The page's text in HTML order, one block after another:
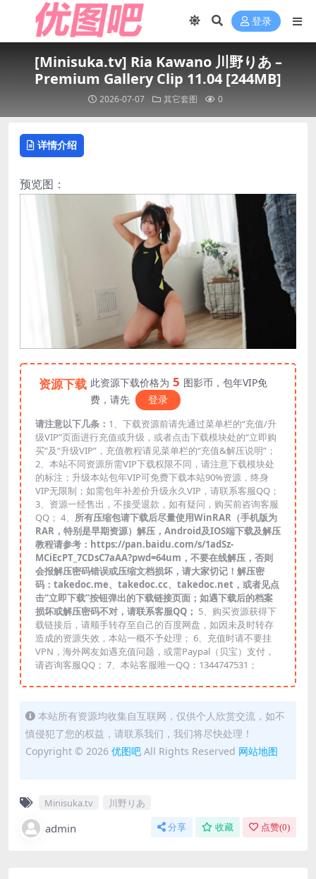
登录
[Minisuka.tv] Ria Kawano 川野りあ –
Premium Gallery Clip 11.04 [244MB]
2026-07-07 其它套图 0
详情介绍
预览图：
资源下载 此资源下载价格为 5 图影币，包年VIP免
费，请先
登录
请注意以下几条： 1、下载资源前请先通过菜单栏的“充值/升
级VIP”页面进行充值或升级，或者点击下载模块处的“立即购
买”及“升级VIP”，充值教程请见菜单栏的“充值&解压说明”；
2、本站不同资源所需VIP下载权限不同，请注意下载模块处
的标注；升级本站包年VIP可免费下载本站90%资源，终身
VIP无限制；如需包年补差价升级永久VIP，请联系客服QQ；
3、资源一经售出，不接受退款，如有疑问，购买前咨询客服
QQ； 4、 所有压缩包请下载后尽量使用WinRAR（手机版为
RAR，特别是早期资源）解压，Android及IOS端下载及解压
教程请参考：https://pan.baidu.com/s/1adSz-
MCiEcPT_7CDsC7aAA?pwd=64um，不要在线解压，否则
会报解压密码错误或压缩文档损坏，请大家切记！解压密
码：takedoc.me、takedoc.cc、takedoc.net，或者见点
击“立即下载”按钮弹出的下载链接页面；如遇下载后的档案
损坏或解压密码不对，请联系客服QQ； 5、购买资源获得下
载链接后，请顺手转存至自己的百度网盘，如因未及时转存
造成的资源失效，本站一概不予处理； 6、充值时请不要挂
VPN，海外网友如遇充值问题，或需Paypal（贝宝）支付，
请咨询客服QQ； 7、本站客服唯一QQ：1344747531；
本站所有资源均收集自互联网，仅供个人欣赏交流，如不
慎侵犯了您的权益，请联系我们，我们将尽快处理！
Copyright © 2026 优图吧 All Rights Reserved 网站地图
Minisuka.tv 川野りあ
admin 分享 收藏 点赞(0)